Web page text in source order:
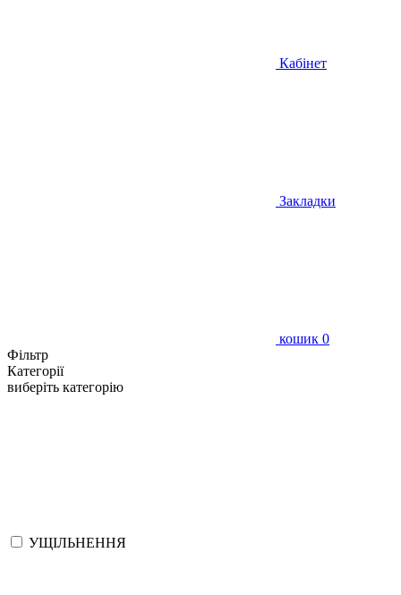
Кабінет
Закладки
кошик 0
Фільтр
Категорії
виберіть категорію
УЩІЛЬНЕННЯ